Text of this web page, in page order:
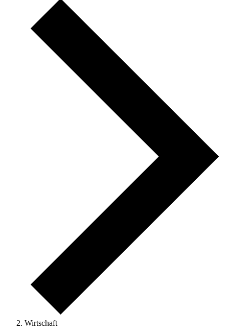
Wirtschaft